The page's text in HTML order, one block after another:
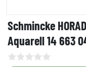
Schmincke
Aquarell 14 663